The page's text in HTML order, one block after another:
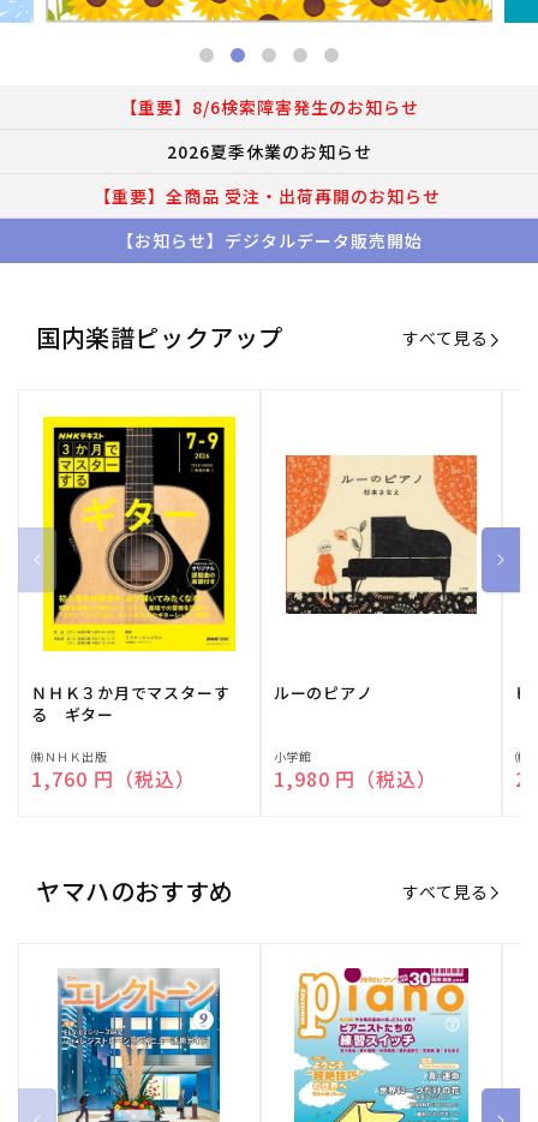
【重要】8/6検索障害発生のお知らせ
2026夏季休業のお知らせ
【重要】全商品 受注・出荷再開のお知らせ
【お知らせ】デジタルデータ販売開始
国内楽譜ピックアップ すべて見る
ＮＨＫ３か月でマスターす
る ギター
販
売
㈱ＮＨＫ出版
通常価格
1,760 円（税込）
ルーのピアノ
販
売
小学館
通常価格
1,980 円（税込）
ピ
販
売
㈱
ヤマハのおすすめ すべて見る